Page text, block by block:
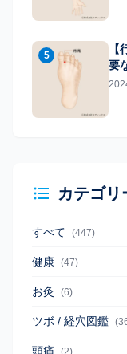
5
要
カテゴリ
すべて (447)
健康 (47)
お灸 (6)
ツボ / 経穴図鑑
頭痛 (2)